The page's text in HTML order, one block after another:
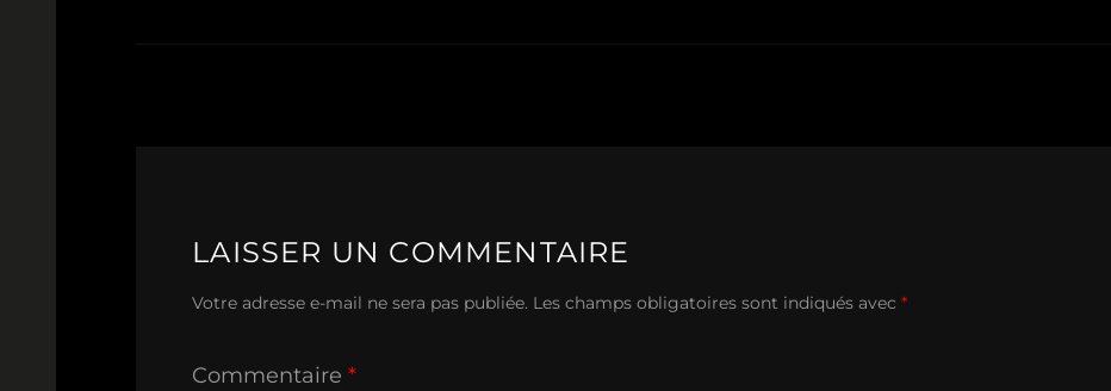
LAISSER UN COMMENTAIRE
Votre adresse e-mail ne sera pas publiée. Les champs obligatoires sont indiqués avec*
Commentaire*